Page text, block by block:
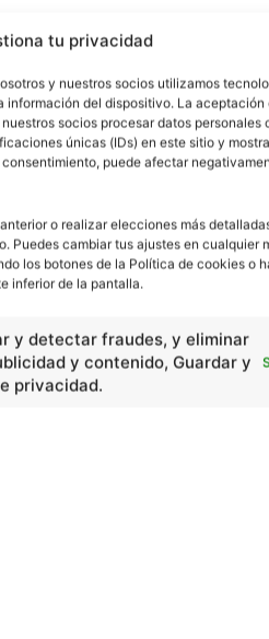
tu privacidad
y nuestros socios utilizamos
del dispositivo. La aceptación
socios procesar datos personales
únicas (IDs) en este sitio y
puede afectar
o realizar elecciones más
Puedes cambiar tus ajustes en cualquier
los botones de la Política de cookies o
inferior de la pantalla.
y detectar fraudes, y eliminar
y contenido, Guardar y
privacidad.
Dadaísmo